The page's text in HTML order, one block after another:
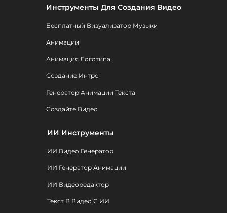
Инструменты Для Создания Видео
Бесплатный Визуализатор Музыки
Анимации
Анимация Логотипа
Создание Интро
Генератор Анимации Текста
Создайте Видео
ИИ Инструменты
ИИ Видео Генератор
ИИ Генератор Анимации
ИИ Видеоредактор
Текст В Видео С ИИ